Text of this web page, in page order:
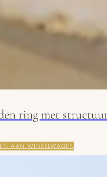
ring met
AAN WINKELWAGEN